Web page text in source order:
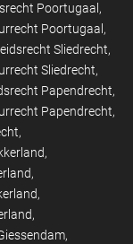
Poortugaal
Poortugaal
Sliedrecht
Sliedrecht
Papendrecht
Papendrecht